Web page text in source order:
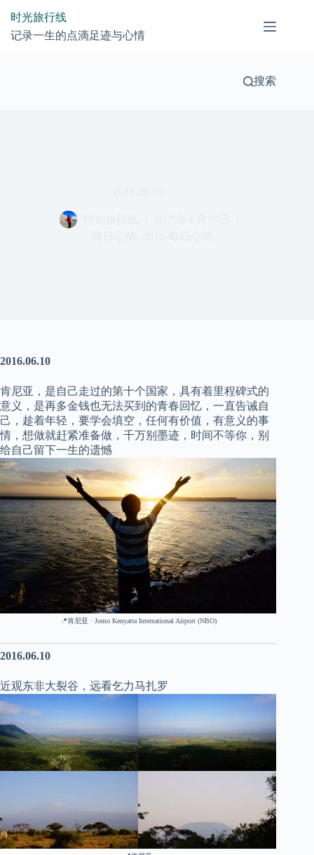
时光旅行线
记录一生的点滴足迹与心情
搜索
2016.06.10
肯尼亚，是自己走过的第十个国家，具有着里程碑式的
意义，是再多金钱也无法买到的青春回忆，一直告诫自
己，趁着年轻，要学会填空，任何有价值，有意义的事
情，想做就赶紧准备做，千万别墨迹，时间不等你，别
给自己留下一生的遗憾
📍肯尼亚 · Jomo Kenyatta International Airport (NBO)
2016.06.10
近观东非大裂谷，远看乞力马扎罗